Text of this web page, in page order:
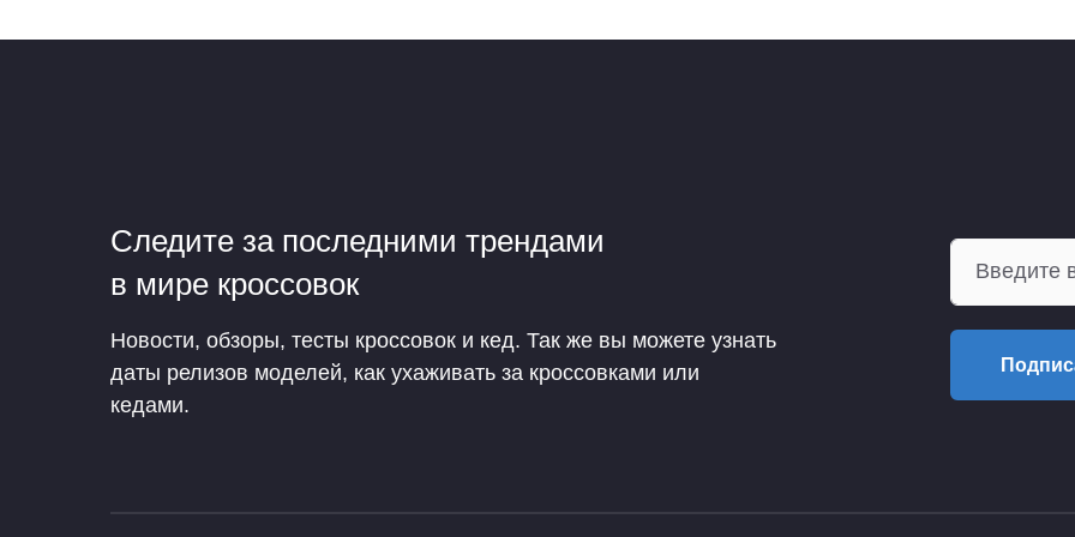
Следите за последними трендами
в мире кроссовок
Новости, обзоры, тесты кроссовок и кед. Так же вы можете узнать
даты релизов моделей, как ухаживать за кроссовками или
кедами.